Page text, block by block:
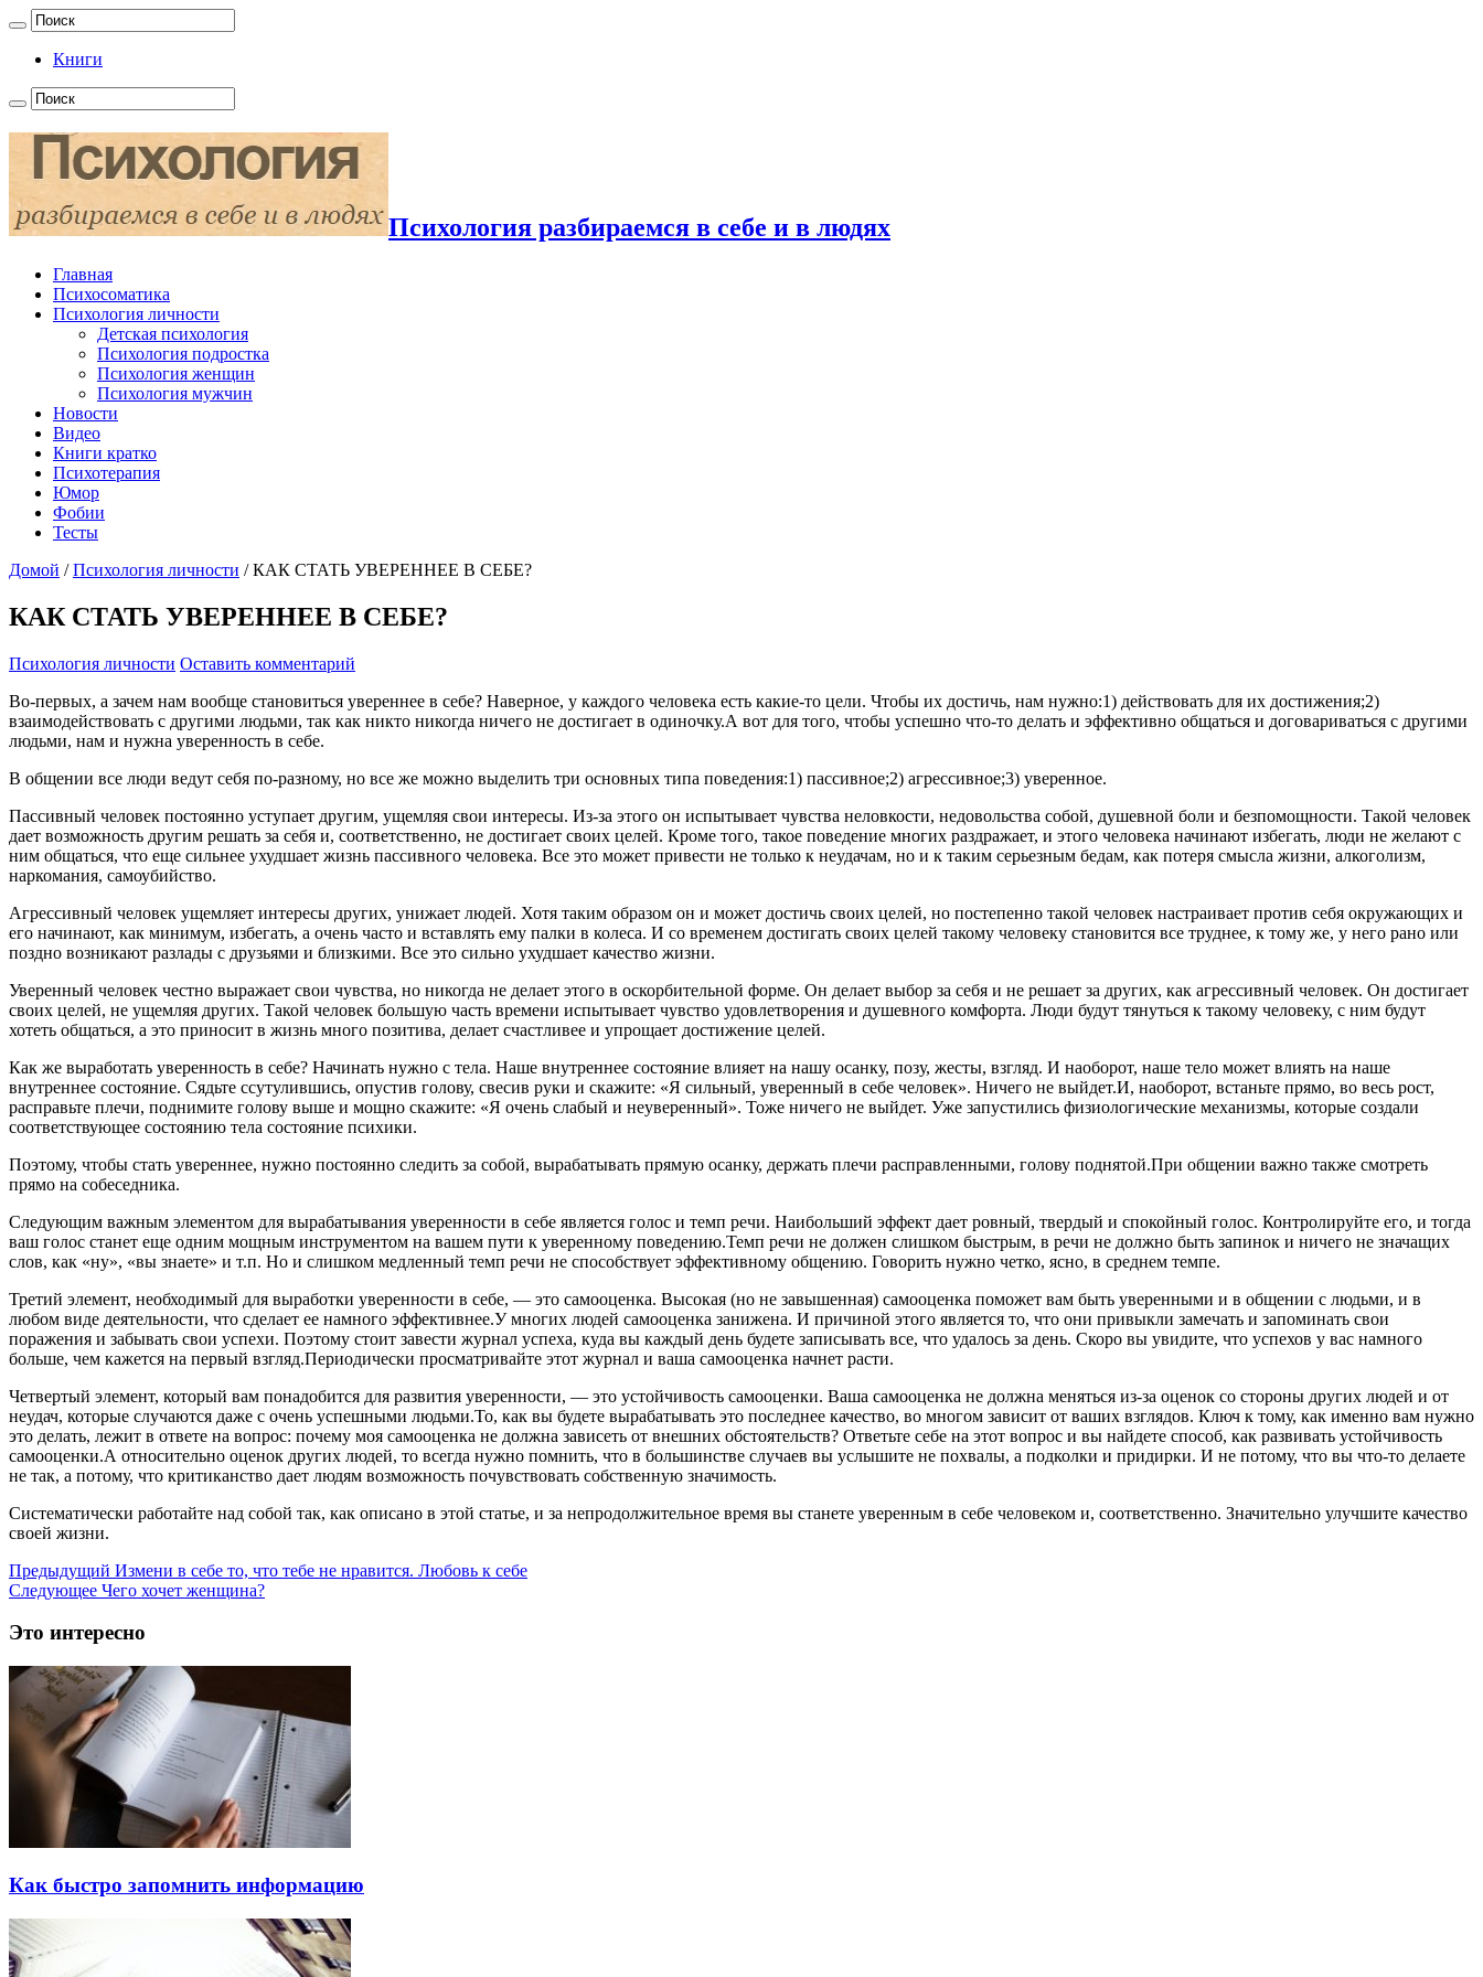
Книги
Психология разбираемся в себе и в людях
Главная
Психосоматика
Психология личности
Детская психология
Психология подростка
Психология женщин
Психология мужчин
Новости
Видео
Книги кратко
Психотерапия
Юмор
Фобии
Тесты
Домой / Психология личности / КАК СТАТЬ УВЕРЕННЕЕ В СЕБЕ?
КАК СТАТЬ УВЕРЕННЕЕ В СЕБЕ?
Психология личности Оставить комментарий
Во-первых, а зачем нам вообще становиться увереннее в себе? Наверное, у каждого человека есть какие-то цели. Чтобы их достичь, нам нужно:1) действовать для их достижения;2)
взаимодействовать с другими людьми, так как никто никогда ничего не достигает в одиночку.А вот для того, чтобы успешно что-то делать и эффективно общаться и договариваться с другими
людьми, нам и нужна уверенность в себе.
В общении все люди ведут себя по-разному, но все же можно выделить три основных типа поведения:1) пассивное;2) агрессивное;3) уверенное.
Пассивный человек постоянно уступает другим, ущемляя свои интересы. Из-за этого он испытывает чувства неловкости, недовольства собой, душевной боли и безпомощности. Такой человек
дает возможность другим решать за себя и, соответственно, не достигает своих целей. Кроме того, такое поведение многих раздражает, и этого человека начинают избегать, люди не желают с
ним общаться, что еще сильнее ухудшает жизнь пассивного человека. Все это может привести не только к неудачам, но и к таким серьезным бедам, как потеря смысла жизни, алкоголизм,
наркомания, самоубийство.
Агрессивный человек ущемляет интересы других, унижает людей. Хотя таким образом он и может достичь своих целей, но постепенно такой человек настраивает против себя окружающих и
его начинают, как минимум, избегать, а очень часто и вставлять ему палки в колеса. И со временем достигать своих целей такому человеку становится все труднее, к тому же, у него рано или
поздно возникают разлады с друзьями и близкими. Все это сильно ухудшает качество жизни.
Уверенный человек честно выражает свои чувства, но никогда не делает этого в оскорбительной форме. Он делает выбор за себя и не решает за других, как агрессивный человек. Он достигает
своих целей, не ущемляя других. Такой человек большую часть времени испытывает чувство удовлетворения и душевного комфорта. Люди будут тянуться к такому человеку, с ним будут
хотеть общаться, а это приносит в жизнь много позитива, делает счастливее и упрощает достижение целей.
Как же выработать уверенность в себе? Начинать нужно с тела. Наше внутреннее состояние влияет на нашу осанку, позу, жесты, взгляд. И наоборот, наше тело может влиять на наше
внутреннее состояние. Сядьте ссутулившись, опустив голову, свесив руки и скажите: «Я сильный, уверенный в себе человек». Ничего не выйдет.И, наоборот, встаньте прямо, во весь рост,
расправьте плечи, поднимите голову выше и мощно скажите: «Я очень слабый и неуверенный». Тоже ничего не выйдет. Уже запустились физиологические механизмы, которые создали
соответствующее состоянию тела состояние психики.
Поэтому, чтобы стать увереннее, нужно постоянно следить за собой, вырабатывать прямую осанку, держать плечи расправленными, голову поднятой.При общении важно также смотреть
прямо на собеседника.
Следующим важным элементом для вырабатывания уверенности в себе является голос и темп речи. Наибольший эффект дает ровный, твердый и спокойный голос. Контролируйте его, и тогда
ваш голос станет еще одним мощным инструментом на вашем пути к уверенному поведению.Темп речи не должен слишком быстрым, в речи не должно быть запинок и ничего не значащих
слов, как «ну», «вы знаете» и т.п. Но и слишком медленный темп речи не способствует эффективному общению. Говорить нужно четко, ясно, в среднем темпе.
Третий элемент, необходимый для выработки уверенности в себе, — это самооценка. Высокая (но не завышенная) самооценка поможет вам быть уверенными и в общении с людьми, и в
любом виде деятельности, что сделает ее намного эффективнее.У многих людей самооценка занижена. И причиной этого является то, что они привыкли замечать и запоминать свои
поражения и забывать свои успехи. Поэтому стоит завести журнал успеха, куда вы каждый день будете записывать все, что удалось за день. Скоро вы увидите, что успехов у вас намного
больше, чем кажется на первый взгляд.Периодически просматривайте этот журнал и ваша самооценка начнет расти.
Четвертый элемент, который вам понадобится для развития уверенности, — это устойчивость самооценки. Ваша самооценка не должна меняться из-за оценок со стороны других людей и от
неудач, которые случаются даже с очень успешными людьми.То, как вы будете вырабатывать это последнее качество, во многом зависит от ваших взглядов. Ключ к тому, как именно вам нужно
это делать, лежит в ответе на вопрос: почему моя самооценка не должна зависеть от внешних обстоятельств? Ответьте себе на этот вопрос и вы найдете способ, как развивать устойчивость
самооценки.А относительно оценок других людей, то всегда нужно помнить, что в большинстве случаев вы услышите не похвалы, а подколки и придирки. И не потому, что вы что-то делаете
не так, а потому, что критиканство дает людям возможность почувствовать собственную значимость.
Систематически работайте над собой так, как описано в этой статье, и за непродолжительное время вы станете уверенным в себе человеком и, соответственно. Значительно улучшите качество
своей жизни.
Предыдущий Измени в себе то, что тебе не нравится. Любовь к себе
Следующее Чего хочет женщина?
Это интересно
Как быстро запомнить информацию